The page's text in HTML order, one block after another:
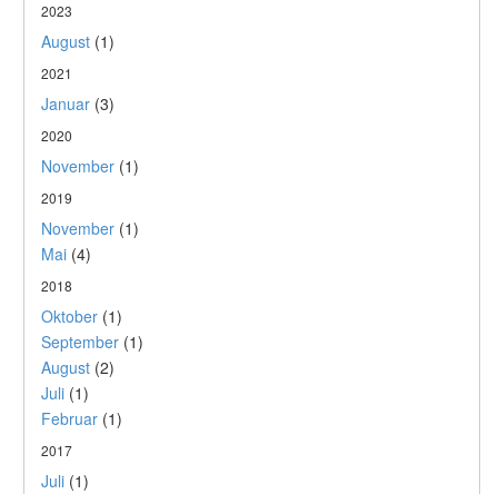
2023
August (1)
2021
Januar (3)
2020
November (1)
2019
November (1)
Mai (4)
2018
Oktober (1)
September (1)
August (2)
Juli (1)
Februar (1)
2017
Juli (1)